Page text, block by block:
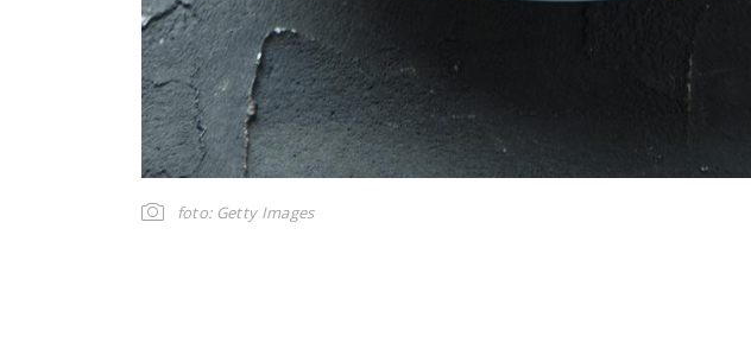
foto: Getty Images